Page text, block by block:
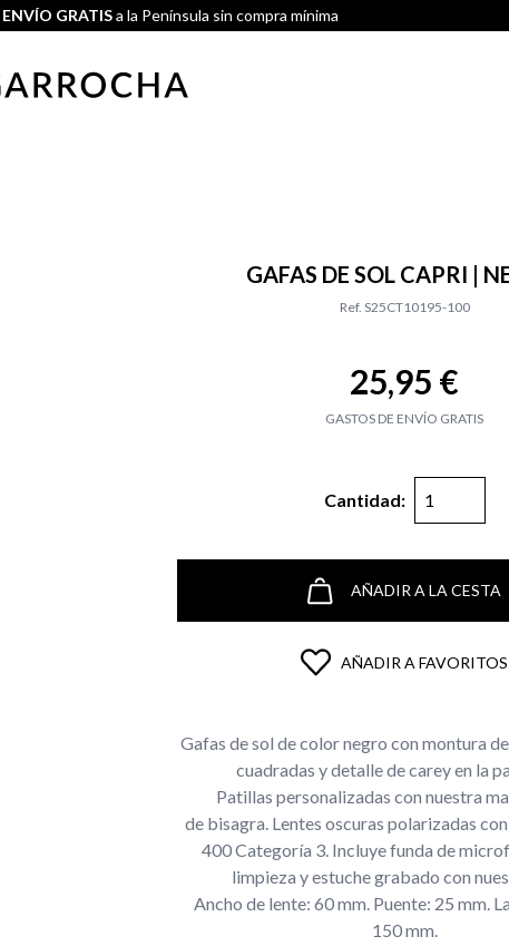
ENVÍO GRATISa la Península sin compra mínima
GAFAS DE SOL CAPRI |
Ref. S25CT10195-100
25,95 €
GASTOS DE ENVÍO GRATIS
Cantidad:
AÑADIR A LA CESTA
AÑADIR A FAVORITOS
Gafas de sol de color negro con montura
cuadradas y detalle de carey en la
Patillas personalizadas con nuestra
de bisagra. Lentes oscuras polarizadas
400 Categoría 3. Incluye funda de
limpieza y estuche grabado con
Ancho de lente: 60 mm. Puente: 25 mm.
150 mm.